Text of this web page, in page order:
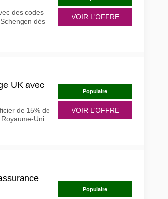
des codes
dès
VOIR L'OFFRE
UK avec
de 15% de
Uni
Populaire
VOIR L'OFFRE
Populaire